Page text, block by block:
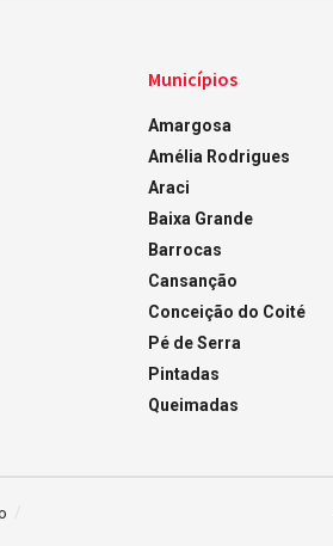
Municípios
Amargosa
Amélia Rodrigues
Araci
Baixa Grande
Barrocas
Cansanção
Conceição do Coité
Pé de Serra
Pintadas
Queimadas